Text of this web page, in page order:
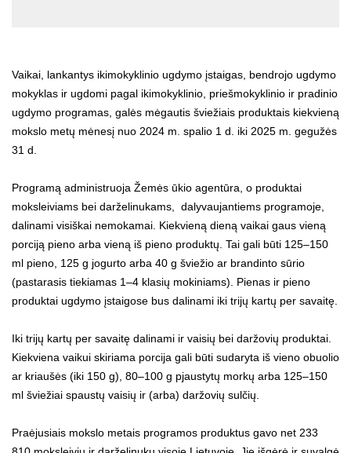
Vaikai, lankantys ikimokyklinio ugdymo įstaigas, bendrojo ugdymo
mokyklas ir ugdomi pagal ikimokyklinio, priešmokyklinio ir pradinio
ugdymo programas, galės mėgautis šviežiais produktais kiekvieną
mokslo metų mėnesį nuo 2024 m. spalio 1 d. iki 2025 m. gegužės
31 d.
Programą administruoja Žemės ūkio agentūra, o produktai
moksleiviams bei darželinukams, dalyvaujantiems programoje,
dalinami visiškai nemokamai. Kiekvieną dieną vaikai gaus vieną
porciją pieno arba vieną iš pieno produktų. Tai gali būti 125–150
ml pieno, 125 g jogurto arba 40 g šviežio ar brandinto sūrio
(pastarasis tiekiamas 1–4 klasių mokiniams). Pienas ir pieno
produktai ugdymo įstaigose bus dalinami iki trijų kartų per savaitę.
Iki trijų kartų per savaitę dalinami ir vaisių bei daržovių produktai.
Kiekviena vaikui skiriama porcija gali būti sudaryta iš vieno obuolio
ar kriaušės (iki 150 g), 80–100 g pjaustytų morkų arba 125–150
ml šviežiai spaustų vaisių ir (arba) daržovių sulčių.
Praėjusiais mokslo metais programos produktus gavo net 233